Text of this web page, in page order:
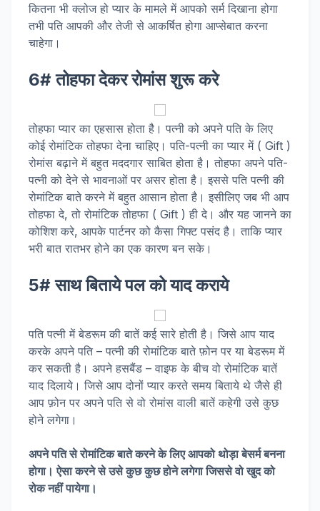
कितना भी क्लोज हो प्यार के मामले में आपको सर्म दिखाना होगा
तभी पति आपकी और तेजी से आकर्षित होगा आप्सेबात करना
चाहेगा।
6# तोहफा देकर रोमांस शुरू करे
तोहफा प्यार का एहसास होता है। पत्नी को अपने पति के लिए
कोई रोमांटिक तोहफा देना चाहिए। पति-पत्नी का प्यार में ( Gift )
रोमांस बढ़ाने में बहुत मददगार साबित होता है। तोहफा अपने पति-
पत्नी को देने से भावनाओं पर असर होता है। इससे पति पत्नी की
रोमांटिक बाते करने में बहुत आसान होता है। इसीलिए जब भी आप
तोहफा दे, तो रोमांटिक तोहफा ( Gift ) ही दे। और यह जानने का
कोशिश करे, आपके पार्टनर को कैसा गिफ्ट पसंद है। ताकि प्यार
भरी बात रातभर होने का एक कारण बन सके।
5# साथ बिताये पल को याद कराये
पति पत्नी में बेडरूम की बातें कई सारे होती है। जिसे आप याद
करके अपने पति – पत्नी की रोमांटिक बाते फ़ोन पर या बेडरूम में
कर सकती है। अपने हसबैंड – वाइफ के बीच वो रोमांटिक बातें
याद दिलाये। जिसे आप दोनों प्यार करते समय बिताये थे जैसे ही
आप फ़ोन पर अपने पति से वो रोमांस वाली बातें कहेगी उसे कुछ
होने लगेगा।
अपने पति से रोमांटिक बाते करने के लिए आपको थोड़ा बेसर्म बनना
होगा। ऐसा करने से उसे कुछ कुछ होने लगेगा जिससे वो खुद को
रोक नहीं पायेगा।